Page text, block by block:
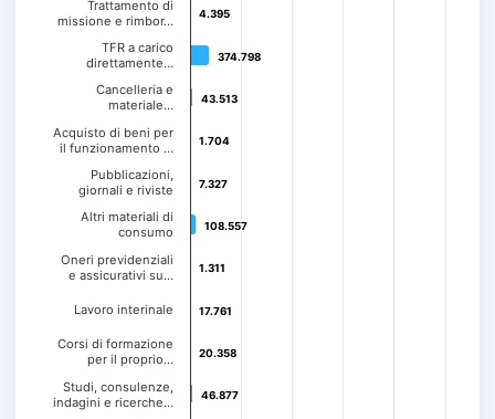
4.395
4.395
374.798
374.798
43.513
43.513
1.704
1.704
7.327
7.327
108.557
108.557
1.311
1.311
17.761
17.761
20.358
20.358
46.877
46.877
Trattamento di
missione e rimbor…
TFR a carico
direttamente…
Cancelleria e
materiale…
Acquisto di beni per
il funzionamento …
Pubblicazioni,
giornali e riviste
Altri materiali di
consumo
Oneri previdenziali
e assicurativi su…
Lavoro interinale
Corsi di formazione
per il proprio…
Studi, consulenze,
indagini e ricerche…